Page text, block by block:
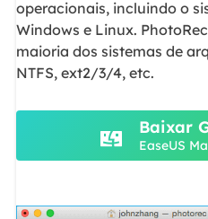
operacionais, incluindo o
Windows e Linux.
maioria dos sistemas de
NTFS, ext2/3/4, etc.
Baixar
EaseUS